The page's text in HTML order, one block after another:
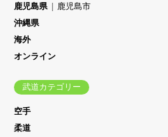
鹿児島県
鹿児島市
沖縄県
海外
オンライン
武道カテゴリー
空手
柔道